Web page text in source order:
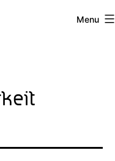
Menu